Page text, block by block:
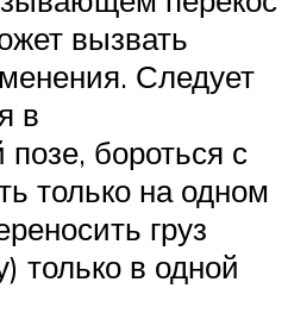
вызвать
Следует
в
бороться с
только на одном
груз
только в одной